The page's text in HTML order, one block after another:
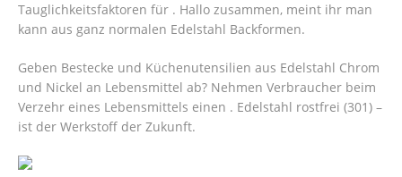
Tauglichkeitsfaktoren für . Hallo zusammen, meint ihr man
kann aus ganz normalen Edelstahl Backformen.
Geben Bestecke und Küchenutensilien aus Edelstahl Chrom
und Nickel an Lebensmittel ab? Nehmen Verbraucher beim
Verzehr eines Lebensmittels einen . Edelstahl rostfrei (301) –
ist der Werkstoff der Zukunft.